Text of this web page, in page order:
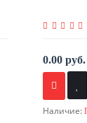
0.00 руб.
Наличие: